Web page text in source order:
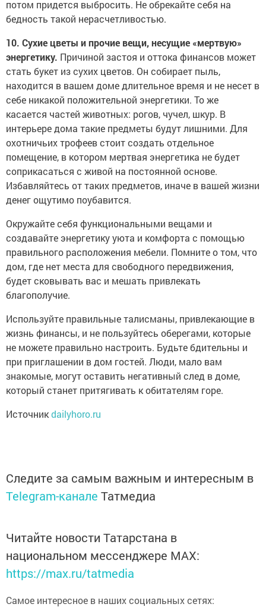
потом придется выбросить. Не обрекайте себя на
бедность такой нерасчетливостью.
10. Сухие цветы и прочие вещи, несущие «мертвую»
энергетику. Причиной застоя и оттока финансов может
стать букет из сухих цветов. Он собирает пыль,
находится в вашем доме длительное время и не несет в
себе никакой положительной энергетики. То же
касается частей животных: рогов, чучел, шкур. В
интерьере дома такие предметы будут лишними. Для
охотничьих трофеев стоит создать отдельное
помещение, в котором мертвая энергетика не будет
соприкасаться с живой на постоянной основе.
Избавляйтесь от таких предметов, иначе в вашей жизни
денег ощутимо поубавится.
Окружайте себя функциональными вещами и
создавайте энергетику уюта и комфорта с помощью
правильного расположения мебели. Помните о том, что
дом, где нет места для свободного передвижения,
будет сковывать вас и мешать привлекать
благополучие.
Используйте правильные талисманы, привлекающие в
жизнь финансы, и не пользуйтесь оберегами, которые
не можете правильно настроить. Будьте бдительны и
при приглашении в дом гостей. Люди, мало вам
знакомые, могут оставить негативный след в доме,
который станет притягивать к обитателям горе.
Источникdailyhoro.ru
Следите за самым важным и интересным в
Telegram-канале Татмедиа
Читайте новости Татарстана в
национальном мессенджере MАХ:
https://max.ru/tatmedia
Самое интересное в наших социальных сетях: